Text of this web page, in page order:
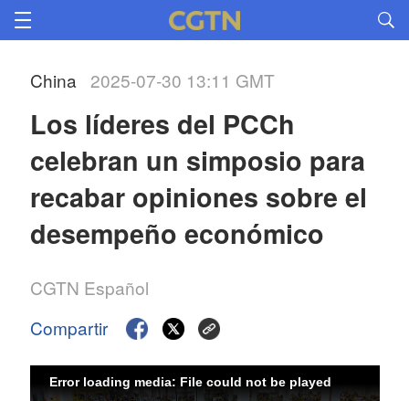
China 2025-07-30 13:11 GMT
Los líderes del PCCh
celebran un simposio para
recabar opiniones sobre el
desempeño económico
CGTN Español
Compartir
Error loading media: File could not be played